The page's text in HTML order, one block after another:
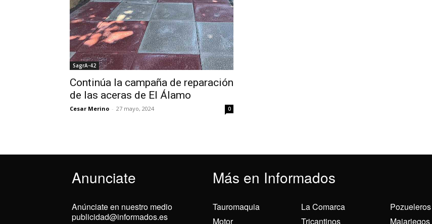
SagrA-42
Continúa la campaña de reparación
de las aceras de El Álamo
Cesar Merino - 27 mayo, 2024 0
Anunciate Más en Informados
Anúnciate en nuestro medio
publicidad@informados.es
Tauromaquia
Motor
La Comarca
Tricantinos
Pozueleros
Majariegos